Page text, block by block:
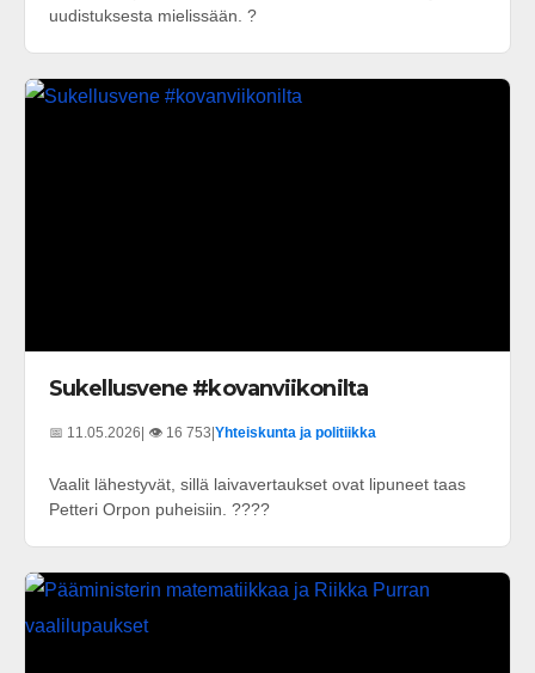
uudistuksesta mielissään. ?
Sukellusvene #kovanviikonilta
📅 11.05.2026 | 👁️ 16 753 Yhteiskunta ja politiikka
Vaalit lähestyvät, sillä laivavertaukset ovat lipuneet taas
Petteri Orpon puheisiin. ????